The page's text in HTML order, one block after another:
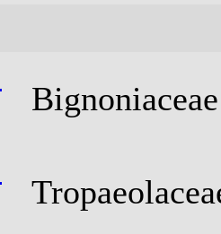
Bignoniaceae